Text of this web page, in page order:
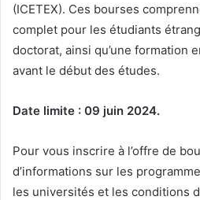
(ICETEX). Ces bourses
complet pour les étudiants
doctorat, ainsi qu’une formation
avant le début des études.
Date limite : 09 juin 2024.
Pour vous inscrire à l’offre de
d’informations sur les
les universités et les conditions